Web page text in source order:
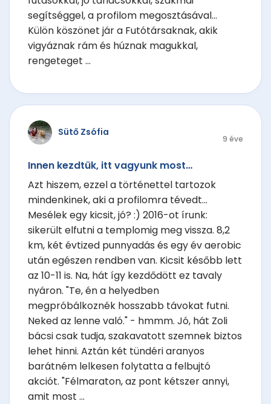
segítséggel, a profilom megosztásával...
Külön köszönet jár a Futótársaknak, akik
vigyáznak rám és húznak magukkal,
rengeteget ...
Sütő Zsófia
9 éve
Innen kezdtük, itt vagyunk most…
Azt hiszem, ezzel a történettel tartozok
mindenkinek, aki a profilomra tévedt...
Mesélek egy kicsit, jó? :) 2016-ot írunk:
sikerült elfutni a templomig meg vissza. 8,2
km, két évtized punnyadás és egy év aerobic
után egészen rendben van. Kicsit később lett
az 10-11 is. Na, hát így kezdődött ez tavaly
nyáron. "Te, én a helyedben
megpróbálkoznék hosszabb távokat futni.
Neked az lenne való." - hmmm. Jó, hát Zoli
bácsi csak tudja, szakavatott szemnek biztos
lehet hinni. Aztán két tündéri aranyos
barátném lelkesen folytatta a felbujtó
akciót. "Félmaraton, az pont kétszer annyi,
amit most ...